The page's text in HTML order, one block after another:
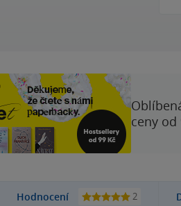
ceny od
Hodnocení 2